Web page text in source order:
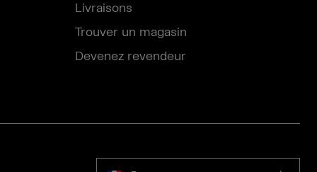
Livraisons
Trouver un magasin
Devenez revendeur